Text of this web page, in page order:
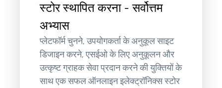
स्टोर स्थापित करना - सर्वोत्तम
अभ्यास
प्लेटफॉर्म चुनने, उपयोगकर्ता के अनुकूल साइट
डिजाइन करने, एसईओ के लिए अनुकूलन और
उत्कृष्ट ग्राहक सेवा प्रदान करने की युक्तियों के
साथ एक सफल ऑनलाइन इलेक्ट्रॉनिक्स स्टोर